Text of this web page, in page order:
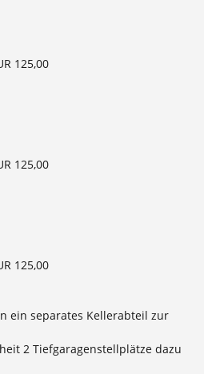
125,00
125,00
125,00
ein separates Kellerabteil zur
2 Tiefgaragenstellplätze dazu